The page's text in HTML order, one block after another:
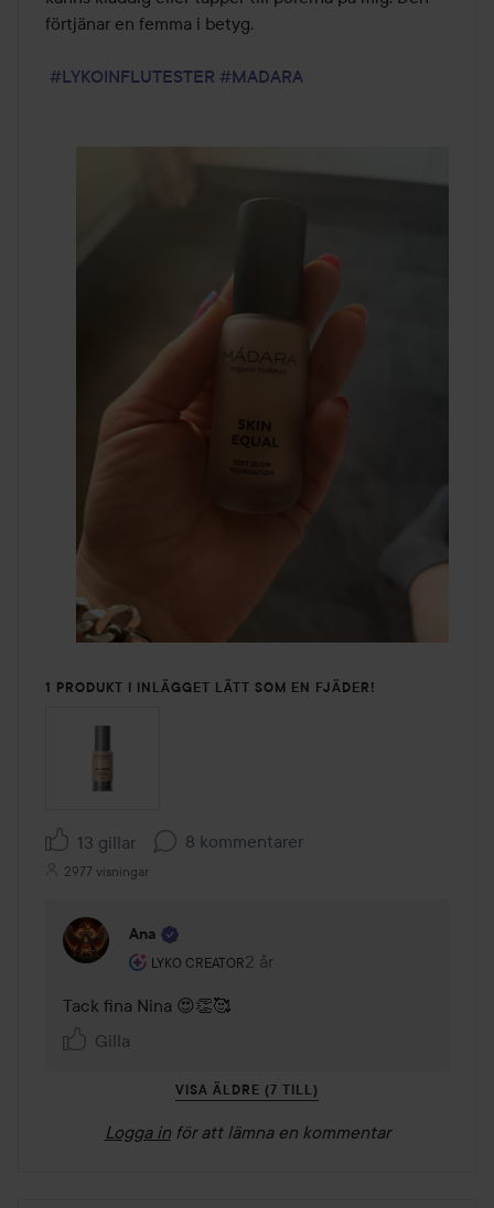
förtjänar en femma i betyg.
#LYKOINFLUTESTER #MADARA
1 PRODUKT I INLÄGGET LÄTT SOM EN FJÄDER!
13 gillar 8 kommentarer
2977 visningar
Ana
LYKO CREATOR
Användarens roll: Lyko Creator.
2 år
Kommentaren lades 2 år
Tack fina Nina 😍👏🥰
Gilla
VISA ÄLDRE (7 TILL)
Logga in för att lämna en kommentar